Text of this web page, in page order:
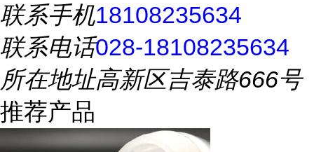
联系手机18108235634
联系电话028-18108235634
所在地址高新区吉泰路666号
推荐产品